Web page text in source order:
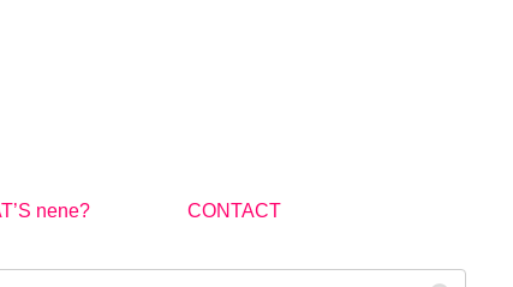
nene? CONTACT